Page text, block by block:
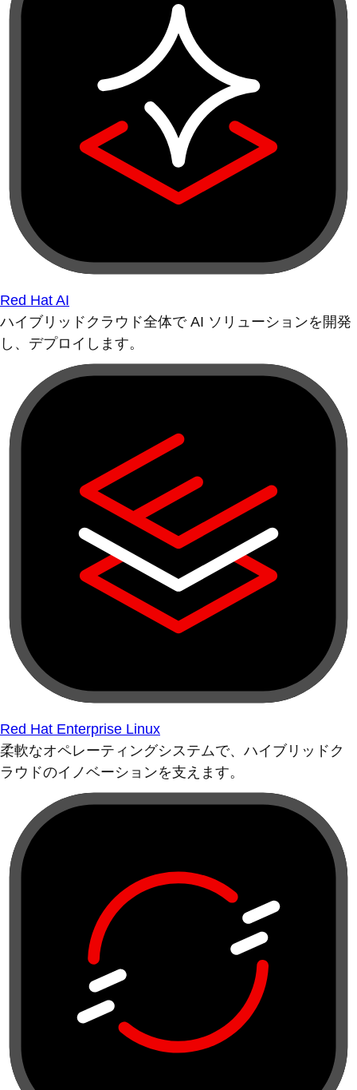
Red Hat AI
ハイブリッドクラウド全体で AI ソリューションを開発
し、デプロイします。
Red Hat Enterprise Linux
柔軟なオペレーティングシステムで、ハイブリッドク
ラウドのイノベーションを支えます。